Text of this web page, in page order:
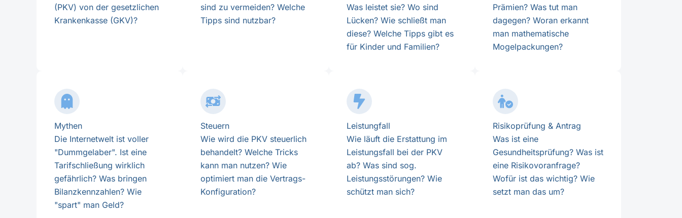
(PKV) von der gesetzlichen
Krankenkasse (GKV)?
sind zu vermeiden? Welche
Tipps sind nutzbar?
Was leistet sie? Wo sind
Lücken? Wie schließt man
diese? Welche Tipps gibt es
für Kinder und Familien?
Prämien? Was tut man
dagegen? Woran erkannt
man mathematische
Mogelpackungen?
Mythen
Die Internetwelt ist voller
"Dummgelaber". Ist eine
Tarifschließung wirklich
gefährlich? Was bringen
Bilanzkennzahlen? Wie
"spart" man Geld?
Steuern
Wie wird die PKV steuerlich
behandelt? Welche Tricks
kann man nutzen? Wie
optimiert man die Vertrags-
Konfiguration?
Leistungfall
Wie läuft die Erstattung im
Leistungsfall bei der PKV
ab? Was sind sog.
Leistungsstörungen? Wie
schützt man sich?
Risikoprüfung & Antrag
Was ist eine
Gesundheitsprüfung? Was ist
eine Risikovoranfrage?
Wofür ist das wichtig? Wie
setzt man das um?